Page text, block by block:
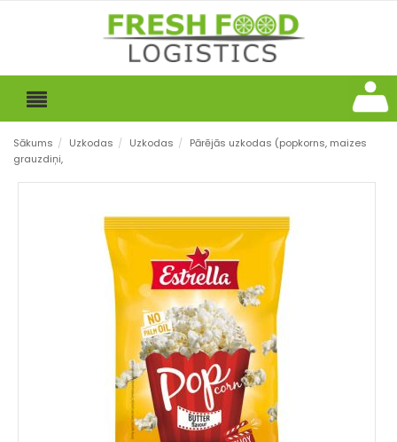
Sākums / Uzkodas / Uzkodas / Pārējās uzkodas (popkorns, maizes
grauzdiņi,